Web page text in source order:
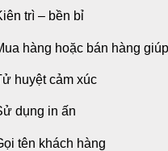
trì – bền bỉ
hàng hoặc bán hàng
huyệt cảm xúc
dụng in ấn
tên khách hàng